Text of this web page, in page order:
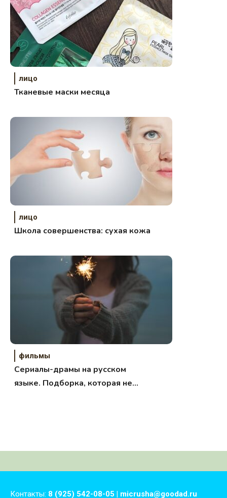
лицо
Тканевые маски месяца
лицо
Школа совершенства: сухая кожа
фильмы
Сериалы-драмы на русском
языке. Подборка, которая не
Контакты: 8 (925) 542-08-05 | micrusha@goodad.ru